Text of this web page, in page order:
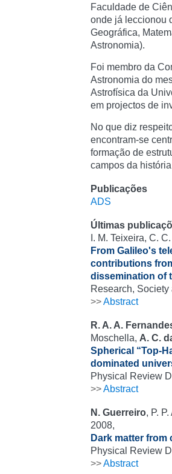
Faculdade de
onde já leccionou
Geográfica,
Astronomia).
Foi membro da
Astronomia do
Astrofísica da
em projectos de
No que diz
encontram-se
formação de
campos da
Publicações
ADS
Últimas
I. M. Teixeira, C.
From Galileo's
contributions
dissemination of
Research,
>>Abstract
R. A. A.
Moschella, A. C.
Spherical “Top-
dominated
Physical Review
>>Abstract
N. Guerreiro, P.
2008,
Dark matter
Physical Review
>>Abstract